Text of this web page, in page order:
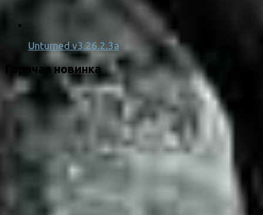
Unturned v3.26.2.3a
Горячая новинка